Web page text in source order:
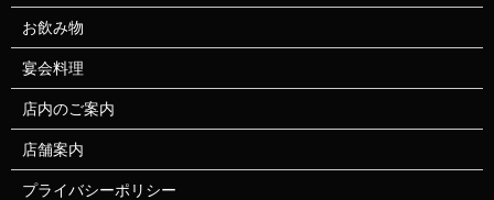
お飲み物
宴会料理
店内のご案内
店舗案内
プライバシーポリシー